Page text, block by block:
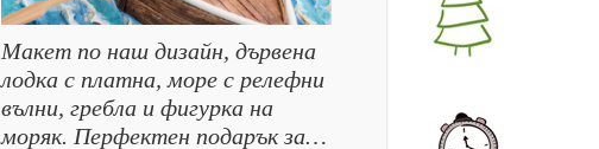
Макет по наш дизайн, дървена
лодка с платна, море с релефни
вълни, гребла и фигурка на
моряк. Перфектен подарък за…